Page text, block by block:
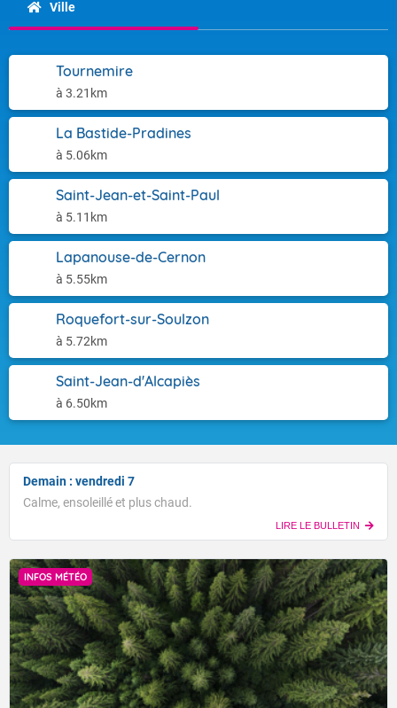
Ville
Tournemire
à 3.21km
La Bastide-Pradines
à 5.06km
Saint-Jean-et-Saint-Paul
à 5.11km
Lapanouse-de-Cernon
à 5.55km
Roquefort-sur-Soulzon
à 5.72km
Saint-Jean-d'Alcapiès
à 6.50km
Demain : vendredi 7
Calme, ensoleillé et plus chaud.
LIRE LE BULLETIN
INFOS MÉTÉO